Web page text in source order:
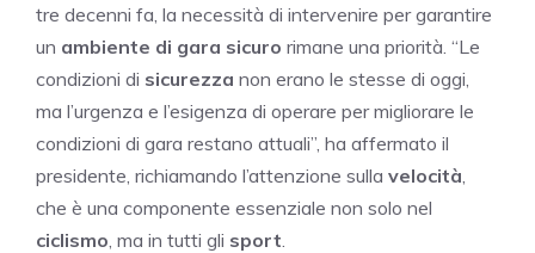
tre decenni fa, la necessità di intervenire per garantire
un ambiente di gara sicuro rimane una priorità. “Le
condizioni di sicurezza non erano le stesse di oggi,
ma l’urgenza e l’esigenza di operare per migliorare le
condizioni di gara restano attuali”, ha affermato il
presidente, richiamando l’attenzione sulla velocità
che è una componente essenziale non solo nel
ciclismo , ma in tutti gli sport